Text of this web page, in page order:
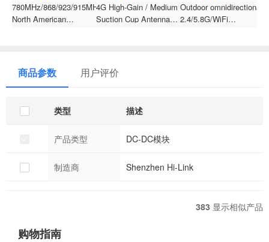
780MHz/868/923/915MHz
North American
antenna
4G High-Gain / Medium
Suction Cup Antenna
Magnetic Low-Loss
Antenna
Outdoor omnidirectional
2.4/5.8G/WiFi
商品参数 用户评价
类型 描述
产品类型 DC-DC模块
制造商 Shenzhen Hi-Link
383 显示相似产品
购物指南